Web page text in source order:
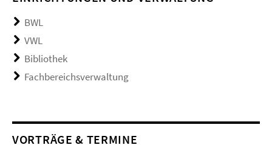
BWL
VWL
Bibliothek
Fachbereichsverwaltung
VORTRÄGE & TERMINE